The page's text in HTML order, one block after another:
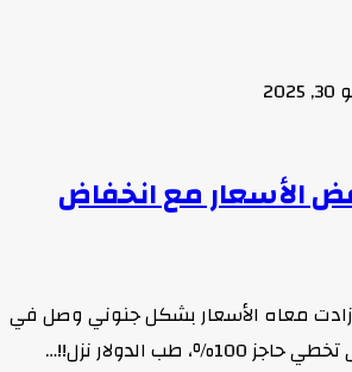
الأسعار مع انخفاض
زادت معاه الأسعار بشكل جنوني وصل في
طب الدولار نزل!!…